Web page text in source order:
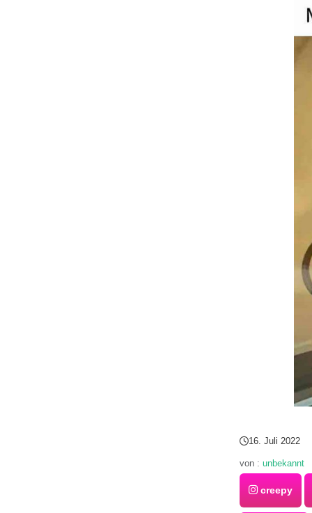
16. Juli 2022
von : unbekannt
creepy